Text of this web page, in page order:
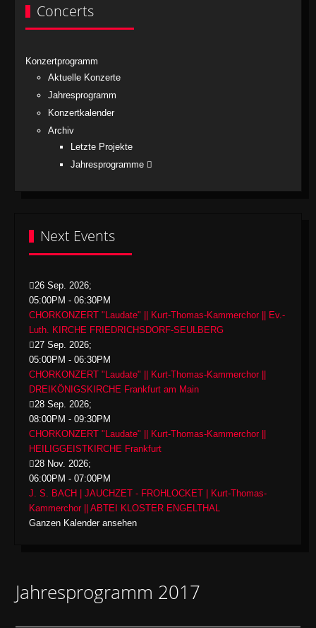
Concerts
Konzertprogramm
Aktuelle Konzerte
Jahresprogramm
Konzertkalender
Archiv
Letzte Projekte
Jahresprogramme
Next Events
26 Sep. 2026;
05:00PM - 06:30PM
CHORKONZERT "Laudate" || Kurt-Thomas-Kammerchor || Ev.-
Luth. KIRCHE FRIEDRICHSDORF-SEULBERG
27 Sep. 2026;
05:00PM - 06:30PM
CHORKONZERT "Laudate" || Kurt-Thomas-Kammerchor ||
DREIKÖNIGSKIRCHE Frankfurt am Main
28 Sep. 2026;
08:00PM - 09:30PM
CHORKONZERT "Laudate" || Kurt-Thomas-Kammerchor ||
HEILIGGEISTKIRCHE Frankfurt
28 Nov. 2026;
06:00PM - 07:00PM
J. S. BACH | JAUCHZET - FROHLOCKET | Kurt-Thomas-
Kammerchor || ABTEI KLOSTER ENGELTHAL
Ganzen Kalender ansehen
Jahresprogramm 2017